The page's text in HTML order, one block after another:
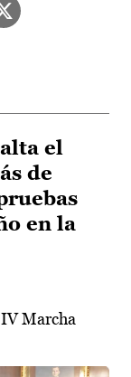
el
de
en la
Marcha